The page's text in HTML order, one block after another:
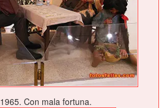
1965. Con mala fortuna.